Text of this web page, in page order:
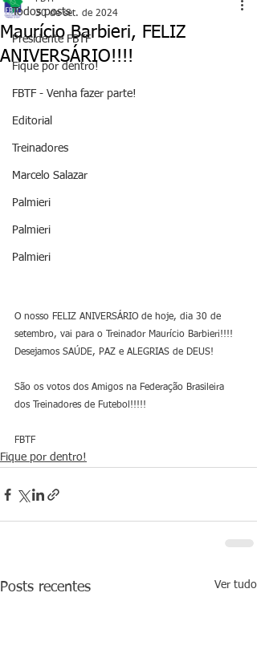
Todos posts
Presidente FBTF
Fique por dentro!
FBTF - Venha fazer parte!
Editorial
Treinadores
Marcelo Salazar
Palmieri
Palmieri
Palmieri
Maurício Barbieri, FELIZ
ANIVERSÁRIO!!!!
30 de set. de 2024
O nosso FELIZ ANIVERSÁRIO de hoje, dia 30 de
setembro, vai para o Treinador Maurício Barbieri!!!!
Desejamos SAÚDE, PAZ e ALEGRIAS de DEUS!
São os votos dos Amigos na Federação Brasileira
dos Treinadores de Futebol!!!!!
FBTF
Fique por dentro!
Posts recentes Ver tudo